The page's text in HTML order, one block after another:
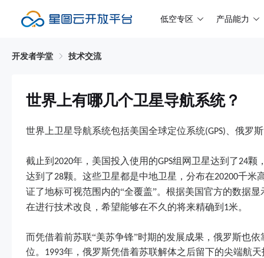
低空专区 产品能力
开发者学堂 技术交流
世界上有哪几个卫星导航系统？
世界上卫星导航系统包括美国全球定位系统(GPS) 、俄罗
截止到 2020年，美国投入使用的GPS组网卫星达到了24颗
达到了28颗。这些卫星都是中地卫星，分布在20200千米
证了地标可视范围内的“全覆盖”。根据美国官方的数据
在进行技术改良，希望能够在不久的将来精确到 1米。
而凭借着前苏联“美苏争锋”时期的发展成果，俄罗斯也
位。 1993年，俄罗斯凭借着苏联解体之后留下的尖端航